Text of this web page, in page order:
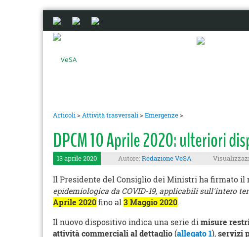
Articoli>Attività trasversali>Emergenze>
DPCM 10 Aprile 2020: ulteriori
13 aprile 2020 Autore: Redazione VeSA
Il Presidente del Consiglio dei Ministri ha firmato il
epidemiologica da COVID-19, applicabili sull'intero
Aprile 2020 fino al 3 Maggio 2020.
Il nuovo dispositivo indica una serie di misure
attività commerciali al dettaglio (allegato 1), servizi